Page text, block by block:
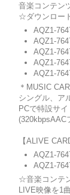
音楽コンテン
☆ダウンロー
AQZ1-
AQZ1-
AQZ1-
AQZ1-
AQZ1-
＊MUSIC
シングル、ア
PCで特設サ
(320kbpsAAC
【ALIVE
AQZ1-
AQZ1-
☆音楽コンテ
LIVE映像を1